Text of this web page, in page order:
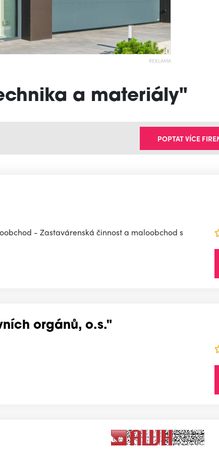
REKLAMA
a materiály"
POPTAT VÍCE
- Zastavárenská činnost a maloobchod s
orgánů, o.s."